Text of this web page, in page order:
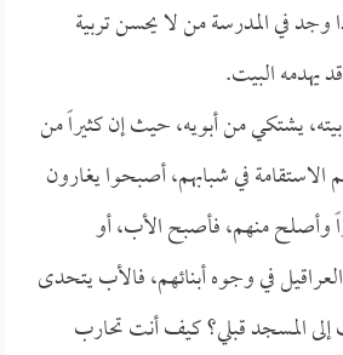
وجد في المدرسة من لا يحسن تربية
يهدمه البيت.
يشتكي من أبويه، حيث إن كثيراً من
الاستقامة في شبابهم، أصبحوا يغارون
وأصلح منهم، فأصبح الأب، أو
في وجوه أبنائهم، فالأب يتحدى
المسجد قبلي؟ كيف أنت تحارب